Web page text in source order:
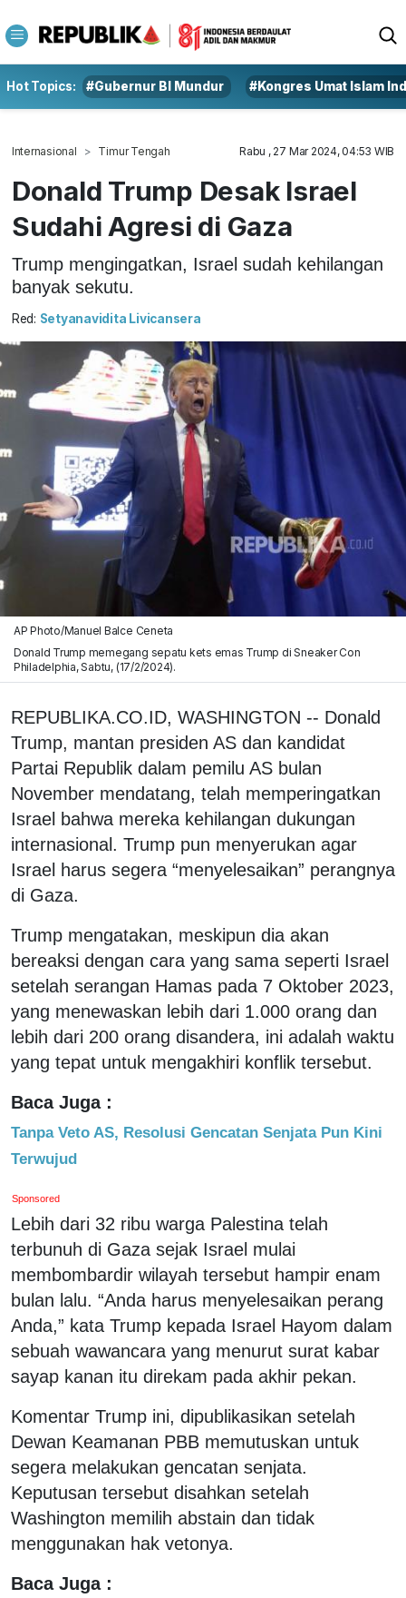
Hot Topics: #Gubernur BI Mundur #Kongres Umat Islam
Internasional Timur Tengah Rabu , 27 Mar 2024, 04:53 WIB
Donald Trump Desak Israel
Sudahi Agresi di Gaza
Trump mengingatkan, Israel sudah kehilangan
banyak sekutu.
Red: Setyanavidita Livicansera
AP Photo/Manuel Balce Ceneta
Donald Trump memegang sepatu kets emas Trump di Sneaker Con
Philadelphia, Sabtu, (17/2/2024).
REPUBLIKA.CO.ID, WASHINGTON -- Donald
Trump, mantan presiden AS dan kandidat
Partai Republik dalam pemilu AS bulan
November mendatang, telah memperingatkan
Israel bahwa mereka kehilangan dukungan
internasional. Trump pun menyerukan agar
Israel harus segera “menyelesaikan” perangnya
di Gaza.
Trump mengatakan, meskipun dia akan
bereaksi dengan cara yang sama seperti Israel
setelah serangan Hamas pada 7 Oktober 2023,
yang menewaskan lebih dari 1.000 orang dan
lebih dari 200 orang disandera, ini adalah waktu
yang tepat untuk mengakhiri konflik tersebut.
Baca Juga :
Tanpa Veto AS, Resolusi Gencatan Senjata Pun Kini
Terwujud
Sponsored
Lebih dari 32 ribu warga Palestina telah
terbunuh di Gaza sejak Israel mulai
membombardir wilayah tersebut hampir enam
bulan lalu. “Anda harus menyelesaikan perang
Anda,” kata Trump kepada Israel Hayom dalam
sebuah wawancara yang menurut surat kabar
sayap kanan itu direkam pada akhir pekan.
Komentar Trump ini, dipublikasikan setelah
Dewan Keamanan PBB memutuskan untuk
segera melakukan gencatan senjata.
Keputusan tersebut disahkan setelah
Washington memilih abstain dan tidak
menggunakan hak vetonya.
Baca Juga :